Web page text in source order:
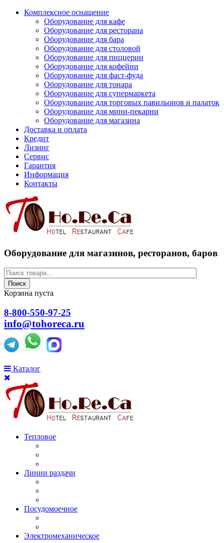
Комплексное оснащение
Оборудование для кафе
Оборудование для ресторана
Оборудование для бара
Оборудование для столовой
Оборудование для пиццерии
Оборудование для кофейни
Оборудование для фаст-фуда
Оборудование для тонара
Оборудование для супермаркета
Оборудование для торговых павильонов и палаток
Оборудование для мини-пекарни
Оборудование для магазина
Доставка и оплата
Кредит
Лизинг
Сервис
Гарантия
Информация
Контакты
Оборудование для магазинов, ресторанов, баров
Поиск
Корзина пуста
8-800-550-97-25
info@tohoreca.ru
Каталог
Тепловое
Линии раздачи
Посудомоечное
Электромеханическое